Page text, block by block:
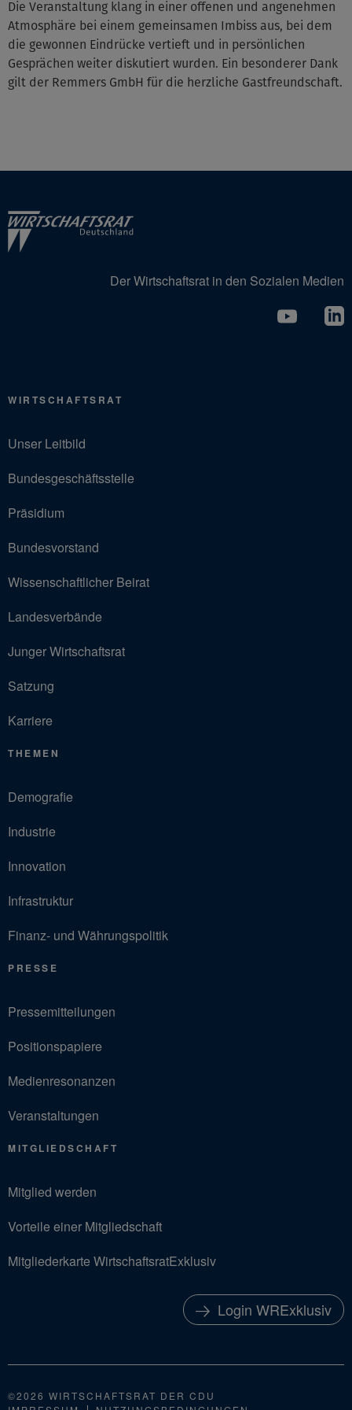
Die Veranstaltung klang in einer offenen und angenehmen
Atmosphäre bei einem gemeinsamen Imbiss aus, bei dem
die gewonnen Eindrücke vertieft und in persönlichen
Gesprächen weiter diskutiert wurden. Ein besonderer Dank
gilt der Remmers GmbH für die herzliche Gastfreundschaft.
Der Wirtschaftsrat in den Sozialen Medien
WIRTSCHAFTSRAT
Unser Leitbild
Bundesgeschäftsstelle
Präsidium
Bundesvorstand
Wissenschaftlicher Beirat
Landesverbände
Junger Wirtschaftsrat
Satzung
Karriere
THEMEN
Demografie
Industrie
Innovation
Infrastruktur
Finanz- und Währungspolitik
PRESSE
Pressemitteilungen
Positionspapiere
Medienresonanzen
Veranstaltungen
MITGLIEDSCHAFT
Mitglied werden
Vorteile einer Mitgliedschaft
Mitgliederkarte WirtschaftsratExklusiv
Login WRExklusiv
©2026 WIRTSCHAFTSRAT DER CDU